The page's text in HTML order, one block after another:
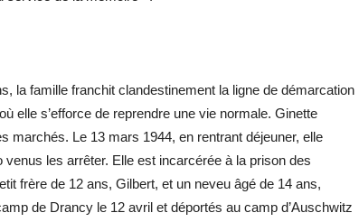
la famille franchit clandestinement la ligne de démarcation
elle s’efforce de reprendre une vie normale. Ginette
Le 13 mars 1944, en rentrant déjeuner, elle
les arrêter. Elle est incarcérée à la prison des
frère de 12 ans, Gilbert, et un neveu âgé de 14 ans,
de Drancy le 12 avril et déportés au camp d’Auschwitz